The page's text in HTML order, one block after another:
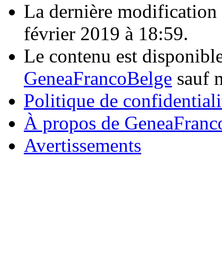
La dernière modification
février 2019 à 18:59.
Le contenu est
GeneaFrancoBelge sauf
Politique de
À propos de
Avertissements